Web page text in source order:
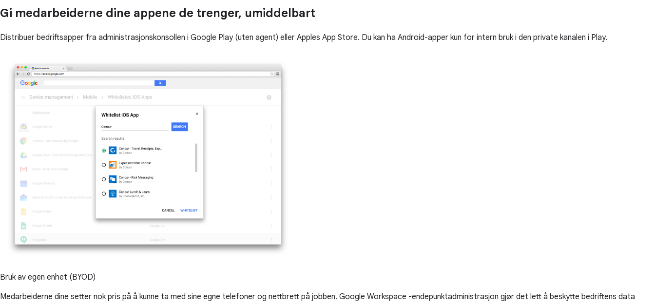
Gi medarbeiderne dine appene de trenger, umiddelbart
Distribuer bedriftsapper fra administrasjonskonsollen i Google Play (uten agent) eller Apples App Store. Du kan ha Android-apper kun for intern bruk i den private kanalen i Play.
Bruk av egen enhet (BYOD)
Medarbeiderne dine setter nok pris på å kunne ta med sine egne telefoner og nettbrett på jobben. Google Workspace -endepunktadministrasjon gjør det lett å beskytte bedriftens data